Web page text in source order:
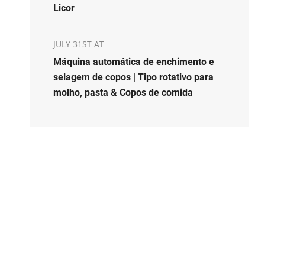
Licor
JULY 31ST AT
Máquina automática de enchimento e
selagem de copos | Tipo rotativo para
molho, pasta & Copos de comida